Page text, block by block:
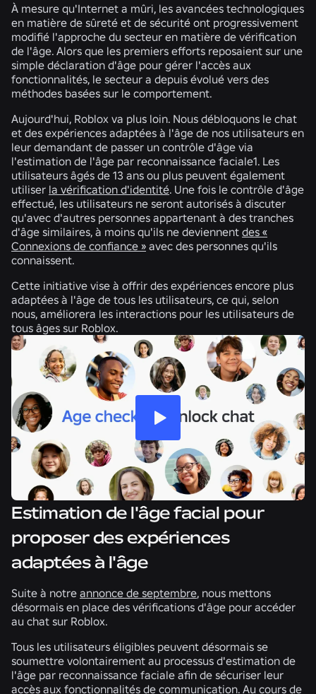
À mesure qu'Internet a mûri, les avancées technologiques
en matière de sûreté et de sécurité ont progressivement
modifié l'approche du secteur en matière de vérification
de l'âge. Alors que les premiers efforts reposaient sur une
simple déclaration d'âge pour gérer l'accès aux
fonctionnalités, le secteur a depuis évolué vers des
méthodes basées sur le comportement.
Aujourd'hui, Roblox va plus loin. Nous débloquons le chat
et des expériences adaptées à l'âge de nos utilisateurs en
leur demandant de passer un contrôle d'âge via
l'estimation de l'âge par reconnaissance faciale1. Les
utilisateurs âgés de 13 ans ou plus peuvent également
utiliser la vérification d'identité. Une fois le contrôle d'âge
effectué, les utilisateurs ne seront autorisés à discuter
qu'avec d'autres personnes appartenant à des tranches
d'âge similaires, à moins qu'ils ne deviennent des «
Connexions de confiance » avec des personnes qu'ils
connaissent.
Cette initiative vise à offrir des expériences encore plus
adaptées à l'âge de tous les utilisateurs, ce qui, selon
nous, améliorera les interactions pour les utilisateurs de
tous âges sur Roblox.
Estimation de l'âge facial pour
proposer des expériences
adaptées à l'âge
Suite à notre annonce de septembre, nous mettons
désormais en place des vérifications d'âge pour accéder
au chat sur Roblox.
Tous les utilisateurs éligibles peuvent désormais se
soumettre volontairement au processus d'estimation de
l'âge par reconnaissance faciale afin de sécuriser leur
accès aux fonctionnalités de communication. Au cours de